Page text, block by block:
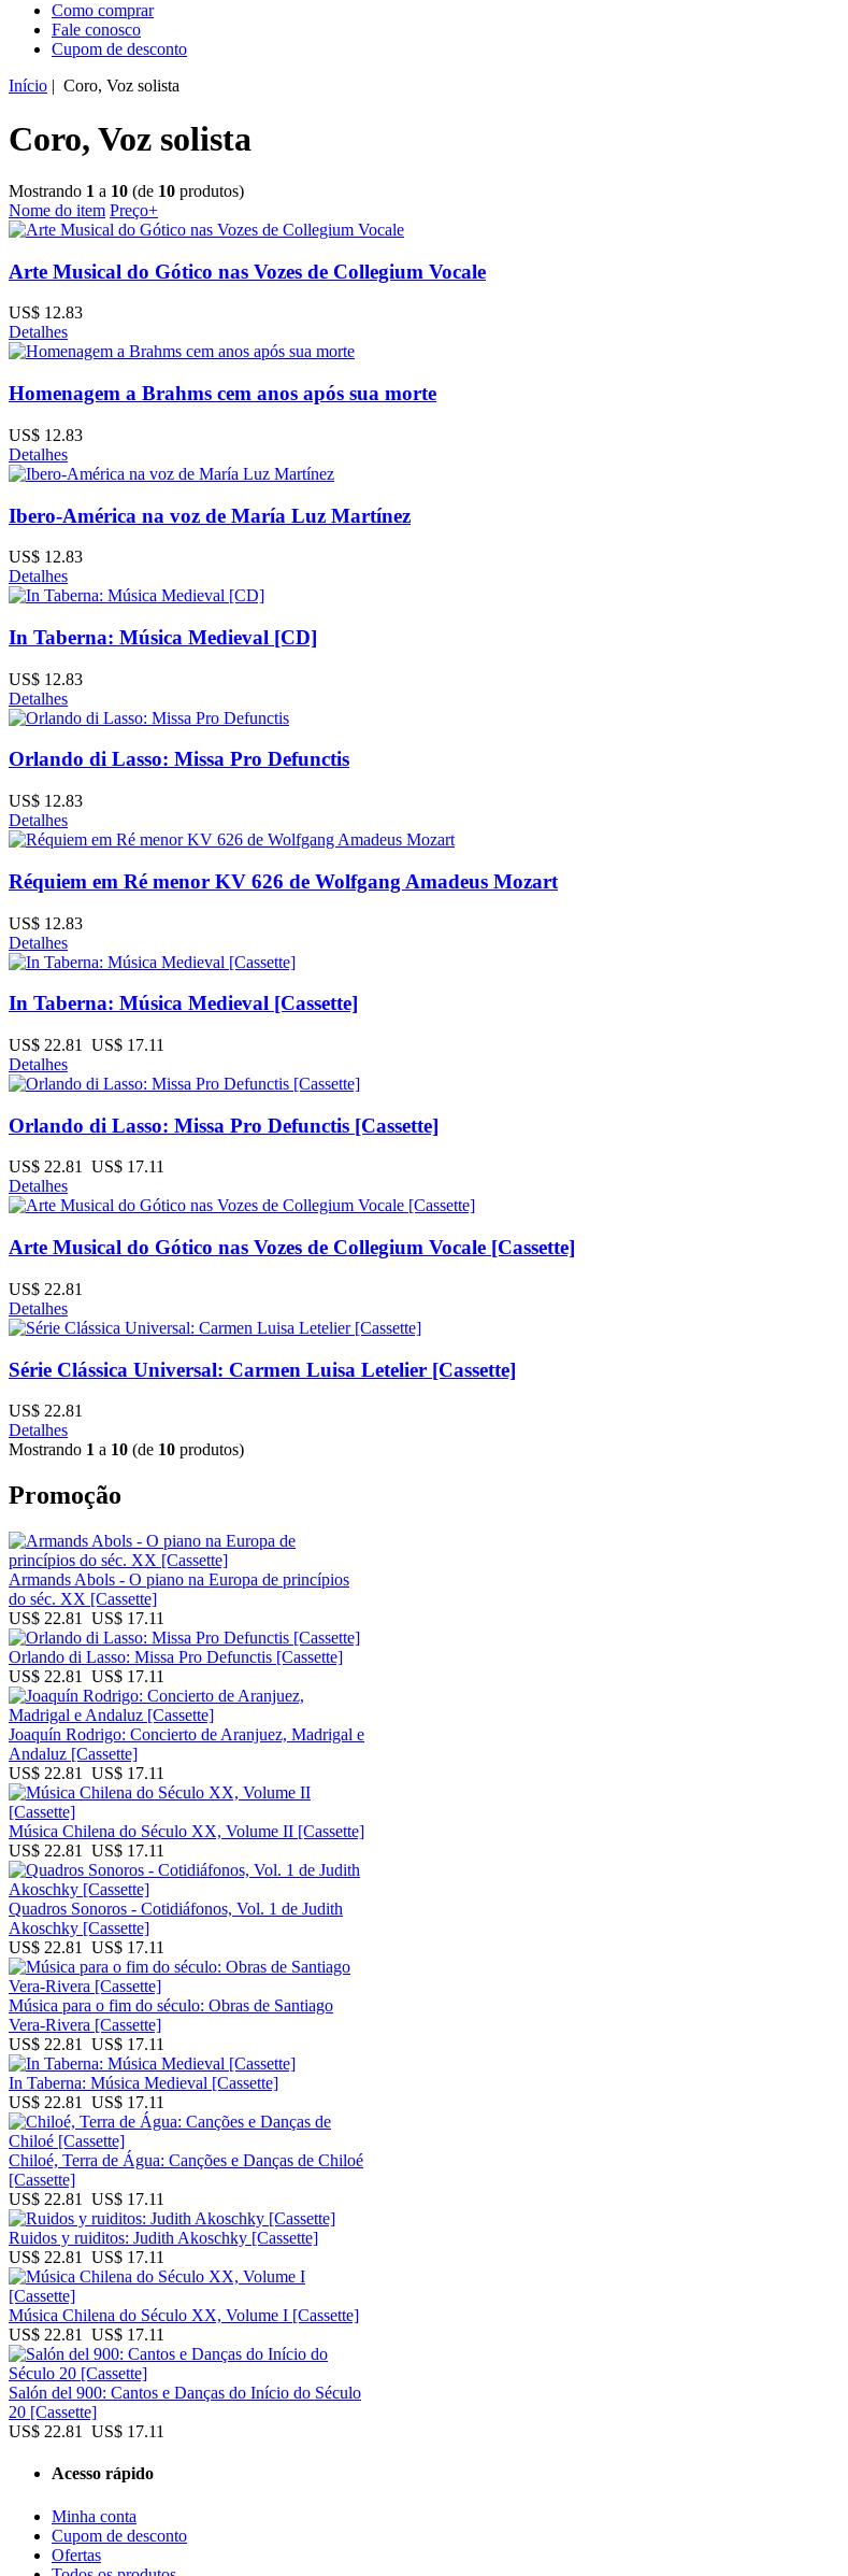
Como comprar
Fale conosco
Cupom de desconto
Início | Coro, Voz solista
Coro, Voz solista
Mostrando 1 a 10 (de 10 produtos)
Nome do item Preço+
Arte Musical do Gótico nas Vozes de Collegium Vocale
US$ 12.83
Detalhes
Homenagem a Brahms cem anos após sua morte
US$ 12.83
Detalhes
Ibero-América na voz de María Luz Martínez
US$ 12.83
Detalhes
In Taberna: Música Medieval [CD]
US$ 12.83
Detalhes
Orlando di Lasso: Missa Pro Defunctis
US$ 12.83
Detalhes
Réquiem em Ré menor KV 626 de Wolfgang Amadeus Mozart
US$ 12.83
Detalhes
In Taberna: Música Medieval [Cassette]
US$ 22.81
US$ 17.11
Detalhes
Orlando di Lasso: Missa Pro Defunctis [Cassette]
US$ 22.81 US$ 17.11
Detalhes
Arte Musical do Gótico nas Vozes de Collegium Vocale [Cassette]
US$ 22.81
Detalhes
Série Clássica Universal: Carmen Luisa Letelier [Cassette]
US$ 22.81
Detalhes
Mostrando 1 a 10 (de 10 produtos)
Promoção
Armands Abols - O piano na Europa de princípios
do séc. XX [Cassette]
US$ 22.81
US$ 17.11
Orlando di Lasso: Missa Pro Defunctis [Cassette]
US$ 22.81
US$ 17.11
Joaquín Rodrigo: Concierto de Aranjuez, Madrigal e
Andaluz [Cassette]
US$ 22.81
US$ 17.11
Música Chilena do Século XX, Volume II [Cassette]
US$ 22.81
US$ 17.11
Quadros Sonoros - Cotidiáfonos, Vol. 1 de Judith
Akoschky [Cassette]
US$ 22.81
US$ 17.11
Música para o fim do século: Obras de Santiago
Vera-Rivera [Cassette]
US$ 22.81
US$ 17.11
In Taberna: Música Medieval [Cassette]
US$ 22.81
US$ 17.11
Chiloé, Terra de Água: Canções e Danças de Chiloé
[Cassette]
US$ 22.81
US$ 17.11
Ruidos y ruiditos: Judith Akoschky [Cassette]
US$ 22.81
US$ 17.11
Música Chilena do Século XX, Volume I [Cassette]
US$ 22.81
US$ 17.11
Salón del 900: Cantos e Danças do Início do Século
20 [Cassette]
US$ 22.81
US$ 17.11
Acesso rápido
Minha conta
Cupom de desconto
Ofertas